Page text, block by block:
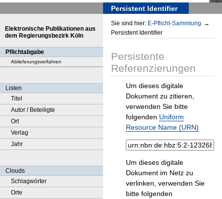
Persistent Identifier
Elektronische Publikationen aus
dem Regierungsbezirk Köln
Pflichtabgabe
Ablieferungsverfahren
Listen
Titel
Autor / Beteiligte
Ort
Verlag
Jahr
Clouds
Schlagwörter
Orte
Sie sind hier: E-Pflicht-Sammlung →
Persistent Identifier
Persistente
Referenzierungen
Um dieses digitale
Dokument zu zitieren,
verwenden Sie bitte
folgenden Uniform
Resource Name (URN)
Um dieses digitale
Dokument im Netz zu
verlinken, verwenden Sie
bitte folgenden